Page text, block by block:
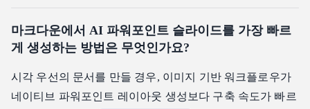
마크다운에서 AI 파워포인트 슬라이드를 가장 빠르
게 생성하는 방법은 무엇인가요?
시각 우선의 문서를 만들 경우, 이미지 기반 워크플로우가
네이티브 파워포인트 레이아웃 생성보다 구축 속도가 빠르